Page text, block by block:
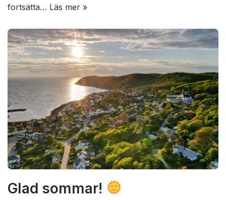
fortsätta… Läs mer »
Glad sommar!